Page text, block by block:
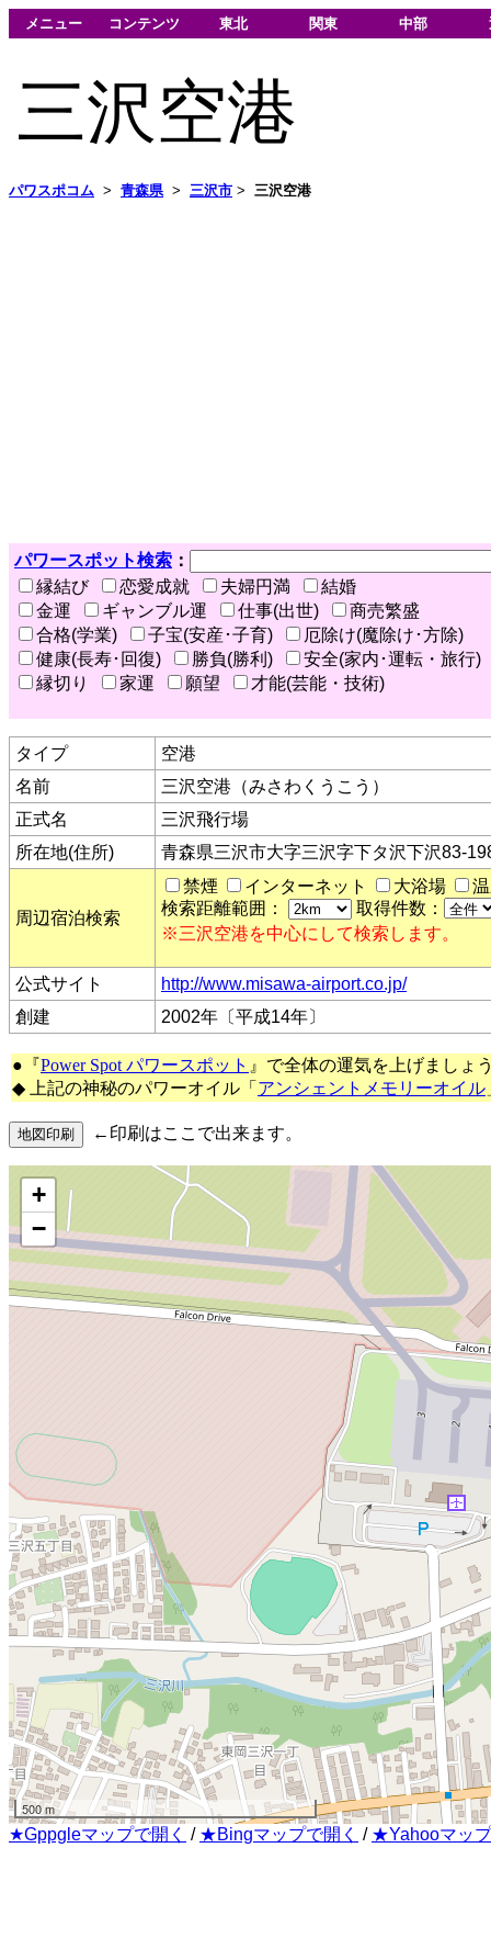
メニュー コンテンツ 東北 関東 中部
三沢空港
パワスポコム > 青森県> 三沢市 > 三沢空港
パワースポット検索 ：
縁結び
恋愛成就 夫婦円満
結婚
金運
ギャンブル運 仕事(出世)
商売繁盛
合格(学業)
子宝(安産･子育)
厄除け(魔除け･方除)
健康(長寿･回復)
勝負(勝利)
安全(家内･運転・旅行)
縁切り
家運 願望 才能(芸能・技術)
タイプ
空港
名前
三沢空港（みさわくうこう）
正式名
三沢飛行場
所在地(住所)
青森県三沢市大字三沢字下タ沢下沢83-
周辺宿泊検索
禁煙 インターネット 大浴場
検索距離範囲：
取得件数：
※三沢空港を中心にして検索します。
公式サイト
http://www.misawa-airport.co.jp/
創建
2002年〔平成14年〕
●『Power Spot パワースポット 』で全体の運気を上げましょ
◆ 上記の神秘のパワーオイル「 アンシェントメモリーオイル
←印刷はここで出来ます。
+
−
500 m
★Gppgleマップで開く / ★Bingマップで開く / ★Yahooマッ